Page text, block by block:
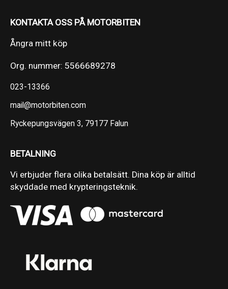
KONTAKTA OSS PÅ MOTORBITEN
Ångra mitt köp
Org. nummer: 5566689278
023-13366
mail@motorbiten.com
Ryckepungsvägen 3, 79177 Falun
BETALNING
Vi erbjuder flera olika betalsätt. Dina köp är alltid
skyddade med krypteringsteknik.